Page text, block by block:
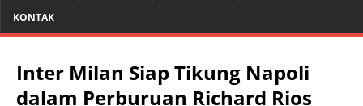
KONTAK
Inter Milan Siap Tikung Napoli
dalam Perburuan Richard Rios